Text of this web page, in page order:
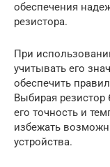
обеспечения
резистора.
При
учитывать его
обеспечить
Выбирая резистор
его точность и
избежать
устройства.